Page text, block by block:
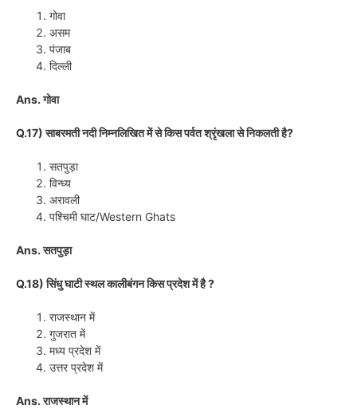
गोवा
असम
पंजाब
दिल्ली
Ans. गोवा
Q.17) साबरमती नदी निम्नलिखित में से किस पर्वत श्रृंखला से निकलती है?
सतपुड़ा
विन्ध्य
अरावली
पश्चिमी घाट/Western Ghats
Ans. सतपुड़ा
Q.18) सिंधु घाटी स्थल कालीबंगन किस प्रदेश में है ?
राजस्थान में
गुजरात में
मध्य प्रदेश में
उत्तर प्रदेश में
Ans. राजस्थान में